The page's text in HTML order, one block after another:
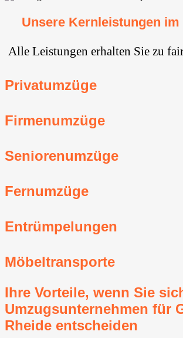
Unsere Kernleistungen
Alle Leistungen erhalten Sie zu
Privatumzüge
Firmenumzüge
Seniorenumzüge
Fernumzüge
Entrümpelungen
Möbeltransporte
Ihre Vorteile, wenn Sie
Umzugsunternehmen für
Rheide entscheiden